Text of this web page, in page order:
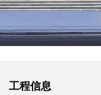
工程信息